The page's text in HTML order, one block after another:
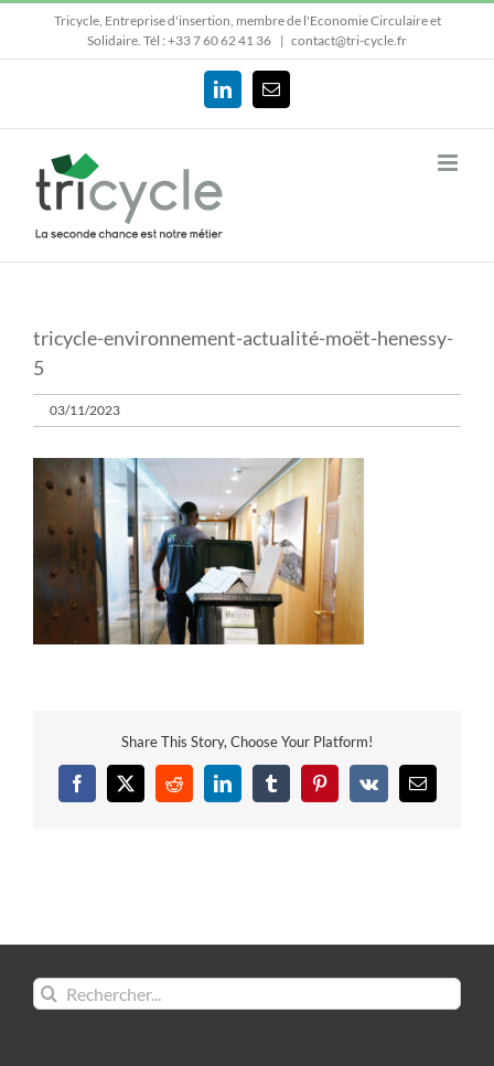
contenu
Tricycle, Entreprise d'insertion, membre de l'Economie Circulaire et
Solidaire. Tél : +33 7 60 62 41 36 | contact@tri-cycle.fr
LinkedInEmail
tricycle-environnement-actualité-moët-henessy-
5
03/11/2023
Share This Story, Choose Your Platform!
Facebook
X RedditLinkedInTumblrPinterest
Vk Email
Rechercher: